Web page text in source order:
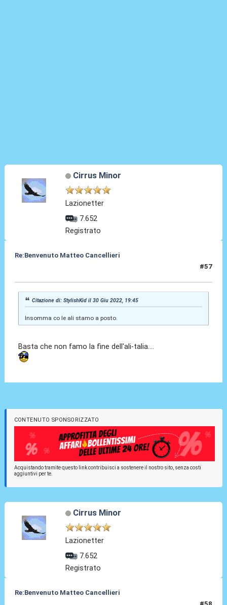
Cirrus Minor
Lazionetter
7.652
Registrato
Re:Benvenuto Matteo Cancellieri
#57
Citazione di: StylishKid il 30 Giu 2022, 19:45
Insomma co le ali stamo a posto.
Basta che non famo la fine dell'ali-talia....
CONTENUTO SPONSORIZZATO
Acquistando tramite questo link contribuisci a sostenere il nostro sito, senza costi
aggiuntivi per te.
Cirrus Minor
Lazionetter
7.652
Registrato
Re:Benvenuto Matteo Cancellieri